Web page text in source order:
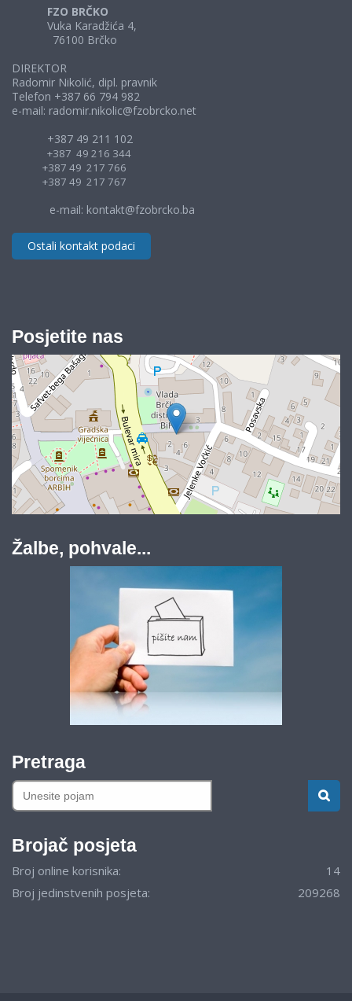
FZO BRČKO
Vuka Karadžića 4,
76100 Brčko
DIREKTOR
Radomir Nikolić, dipl. pravnik
Telefon +387 66 794 982
e-mail: radomir.nikolic@fzobrcko.net
+387 49 211 102
+387 49 216 344
+387 49 217 766
+387 49 217 767
e-mail: kontakt@fzobrcko.ba
Ostali kontakt podaci
Posjetite nas
Žalbe, pohvale...
Pretraga
Brojač posjeta
Broj online korisnika:
14
Broj jedinstvenih posjeta:
209268